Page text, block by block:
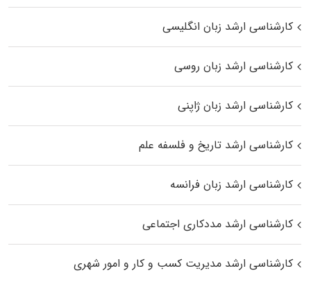
کارشناسی ارشد زبان انگلیسی
کارشناسی ارشد زبان روسی
کارشناسی ارشد زبان ژاپنی
کارشناسی ارشد تاریخ و فلسفه علم
کارشناسی ارشد زبان فرانسه
کارشناسی ارشد مددکاری اجتماعی
کارشناسی ارشد مدیریت کسب و کار و امور شهری